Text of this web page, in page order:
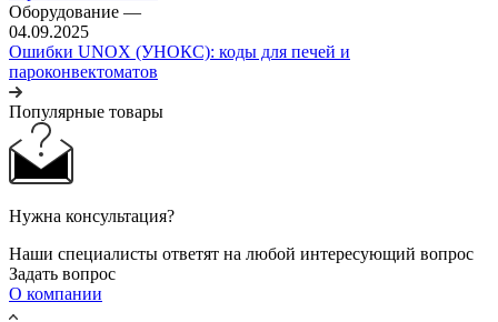
Оборудование —
04.09.2025
Ошибки UNOX (УНОКС): коды для печей и
пароконвектоматов
Популярные товары
Нужна консультация?
Наши специалисты ответят на любой интересующий вопрос
Задать вопрос
О компании